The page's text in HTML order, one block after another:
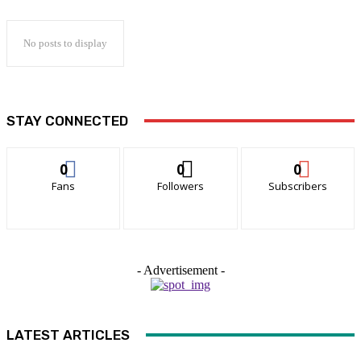
No posts to display
STAY CONNECTED
0
Fans
0
Followers
0
Subscribers
- Advertisement -
LATEST ARTICLES